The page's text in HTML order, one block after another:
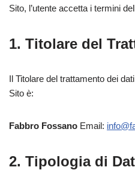
Sito, l’utente accetta i termini
1. Titolare del
Il Titolare del trattamento dei
Sito è:
Fabbro Fossano Email:
2. Tipologia di